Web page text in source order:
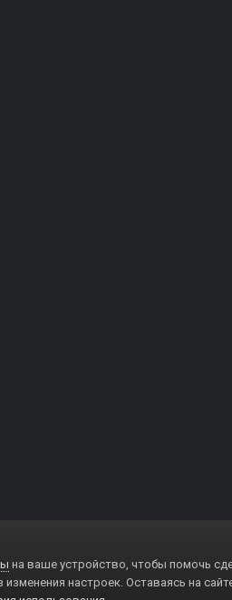
на ваше устройство, чтобы помочь
настроек. Оставаясь на